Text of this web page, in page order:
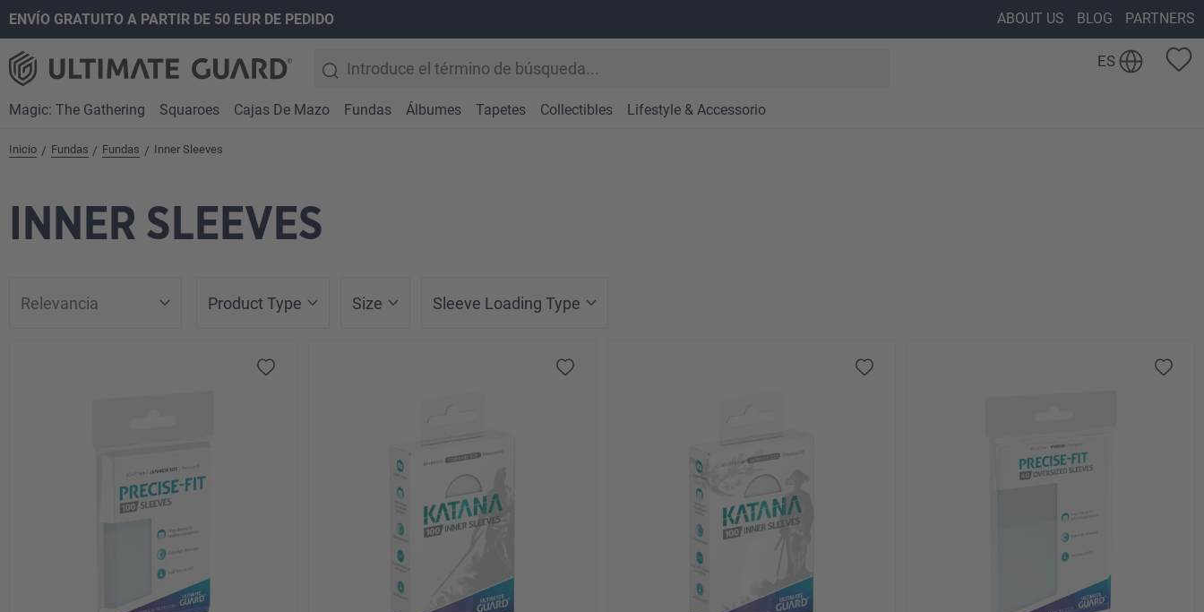
Saltar a la navegación principal
ENVÍO GRATUITO A PARTIR DE 50 EUR DE PEDIDO ABOUT US BLOG PARTNERS
ES
Magic: The Gathering Squaroes Cajas De Mazo Fundas Álbumes Tapetes Collectibles Lifestyle & Accessorio
Inicio / Fundas / Fundas / Inner Sleeves
INNER SLEEVES
Product Type Size Sleeve Loading Type